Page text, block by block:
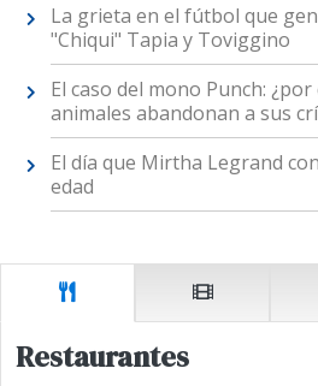
La grieta en el fútbol que
"Chiqui" Tapia y Toviggino
El caso del mono Punch:
animales abandonan a sus
El día que Mirtha Legrand
edad
Restaurantes